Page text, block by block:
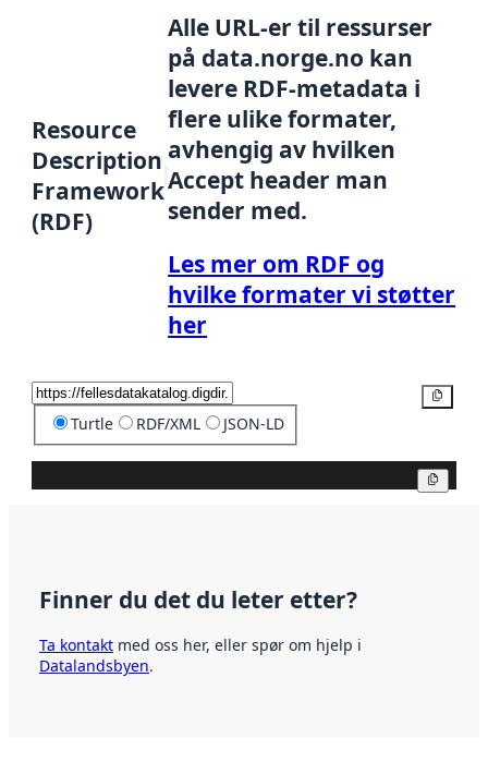
Resource
Description
Framework
(RDF)
Alle URL-er til ressurser
på data.norge.no kan
levere RDF-metadata i
flere ulike formater,
avhengig av hvilken
Accept header man
sender med.
Les mer om RDF og
hvilke formater vi støtter
her
Turtle RDF/XML JSON-LD
Finner du det du leter etter?
Ta kontakt med oss her, eller spør om hjelp i
Datalandsbyen.